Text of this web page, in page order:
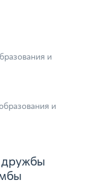
и
и
дружбы